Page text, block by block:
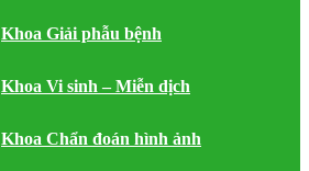
Khoa Giải phẫu bệnh
Khoa Vi sinh – Miễn dịch
Khoa Chẩn đoán hình ảnh